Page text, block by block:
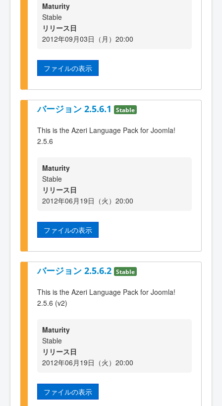
Maturity
Stable
リリース日
2012年09月03日（月）20:00
ファイルの表示
バージョン 2.5.6.1 Stable
This is the Azeri Language Pack for Joomla!
2.5.6
Maturity
Stable
リリース日
2012年06月19日（火）20:00
ファイルの表示
バージョン 2.5.6.2 Stable
This is the Azeri Language Pack for Joomla!
2.5.6 (v2)
Maturity
Stable
リリース日
2012年06月19日（火）20:00
ファイルの表示